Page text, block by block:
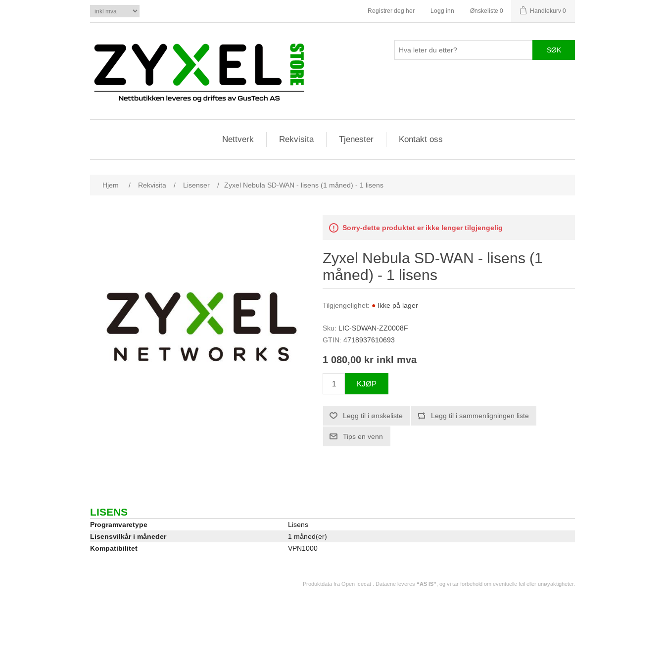
Registrer deg her Logg inn Ønskeliste 0 Handlekurv 0
SØK
Nettverk Rekvisita Tjenester Kontakt oss
Hjem / Rekvisita / Lisenser / Zyxel Nebula SD-WAN - lisens (1 måned) - 1 lisens
Sorry-dette produktet er ikke lenger tilgjengelig
Zyxel Nebula SD-WAN - lisens (1
måned) - 1 lisens
Tilgjengelighet: ● Ikke på lager
Sku: LIC-SDWAN-ZZ0008F
GTIN: 4718937610693
1 080,00 kr inkl mva
KJØP
Legg til i ønskeliste Legg til i sammenligningen liste
Tips en venn
LISENS
Programvaretype
Lisens
Lisensvilkår i måneder
1 måned(er)
Kompatibilitet
VPN1000
Produktdata fra Open Icecat . Dataene leveres “AS IS” , og vi tar forbehold om eventuelle feil eller unøyaktigheter.